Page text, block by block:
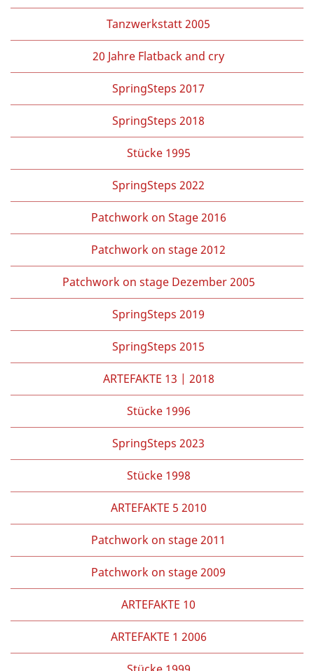
Tanzwerkstatt 2005
20 Jahre Flatback and cry
SpringSteps 2017
SpringSteps 2018
Stücke 1995
SpringSteps 2022
Patchwork on Stage 2016
Patchwork on stage 2012
Patchwork on stage Dezember 2005
SpringSteps 2019
SpringSteps 2015
ARTEFAKTE 13 | 2018
Stücke 1996
SpringSteps 2023
Stücke 1998
ARTEFAKTE 5 2010
Patchwork on stage 2011
Patchwork on stage 2009
ARTEFAKTE 10
ARTEFAKTE 1 2006